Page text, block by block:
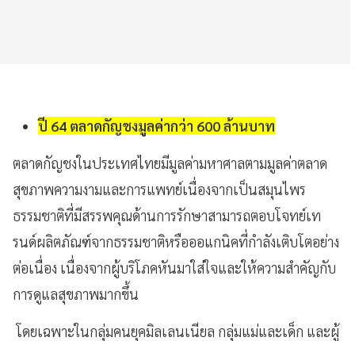
ปี 64 ตลาดกัญชงมูลค่ากว่า 600 ล้านบาท
ตลาดกัญชงในประเทศไทยมีมูลค่ามหาศาลตามมูลค่าตลาด
สุขภาพความงามและการแพทย์เนื่องจากเป็นสมุนไพร
ธรรมชาติที่มีสรรพคุณด้านการรักษาสามารถตอบโจทย์เท
รนด์ผลิตภัณฑ์จากธรรมชาติหรือออแกนิคที่กำลังเติบโตอย่าง
ต่อเนื่อง เนื่องจากผู้บริโภคหันมาใส่ใจและให้ความสำคัญกับ
การดูแลสุขภาพมากขึ้น
โดยเฉพาะในกลุ่มคนยุคมิลเลนเนียล กลุ่มแม่และเด็ก และผู้